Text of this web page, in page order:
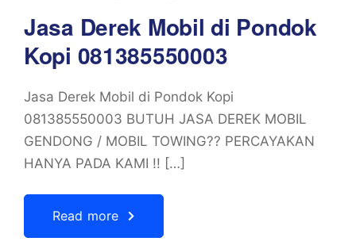
Jasa Derek Mobil di Pondok
Kopi 081385550003
Jasa Derek Mobil di Pondok Kopi
081385550003 BUTUH JASA DEREK MOBIL
GENDONG / MOBIL TOWING?? PERCAYAKAN
HANYA PADA KAMI !! […]
Read more